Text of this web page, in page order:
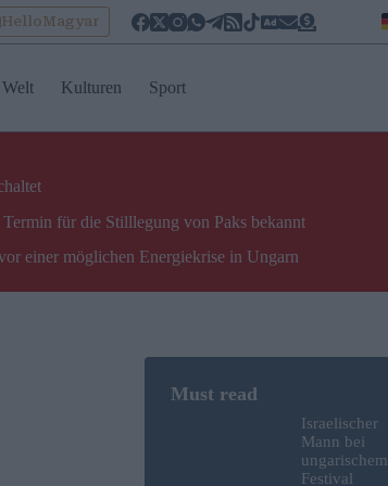
HelloMagyar
Welt Kulturen Sport
für die Stilllegung von Paks bekannt
einer möglichen Energiekrise in Ungarn
Israelischer
Mann bei
ungarischem
Festival